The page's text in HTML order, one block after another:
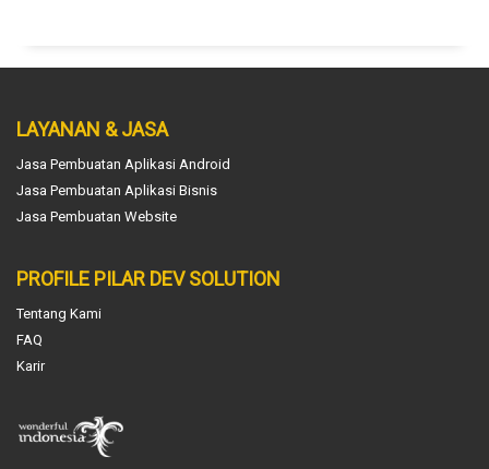
LAYANAN & JASA
Jasa Pembuatan Aplikasi Android
Jasa Pembuatan Aplikasi Bisnis
Jasa Pembuatan Website
PROFILE PILAR DEV SOLUTION
Tentang Kami
FAQ
Karir